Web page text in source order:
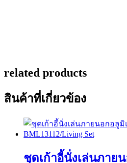
related products
สินค้าที่เกี่ยวข้อง
ชุดเก้าอี้นั่งเล่นภาย